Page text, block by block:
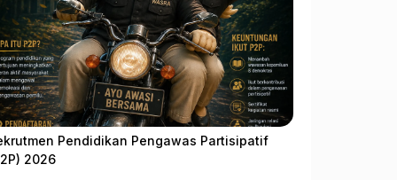
Pendidikan Pengawas Partisipatif
2026